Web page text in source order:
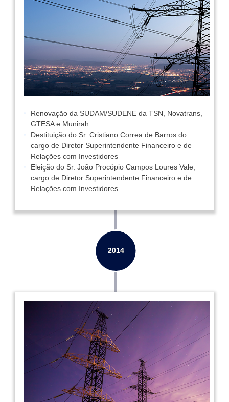
Renovação da SUDAM/SUDENE da TSN, Novatrans,
GTESA e Munirah
Destituição do Sr. Cristiano Correa de Barros do
cargo de Diretor Superintendente Financeiro e de
Relações com Investidores
Eleição do Sr. João Procópio Campos Loures Vale,
cargo de Diretor Superintendente Financeiro e de
Relações com Investidores